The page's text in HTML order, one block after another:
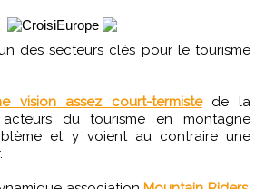
vision assez court-termistede la
acteurs du tourisme en montagne
et y voient au contraire une